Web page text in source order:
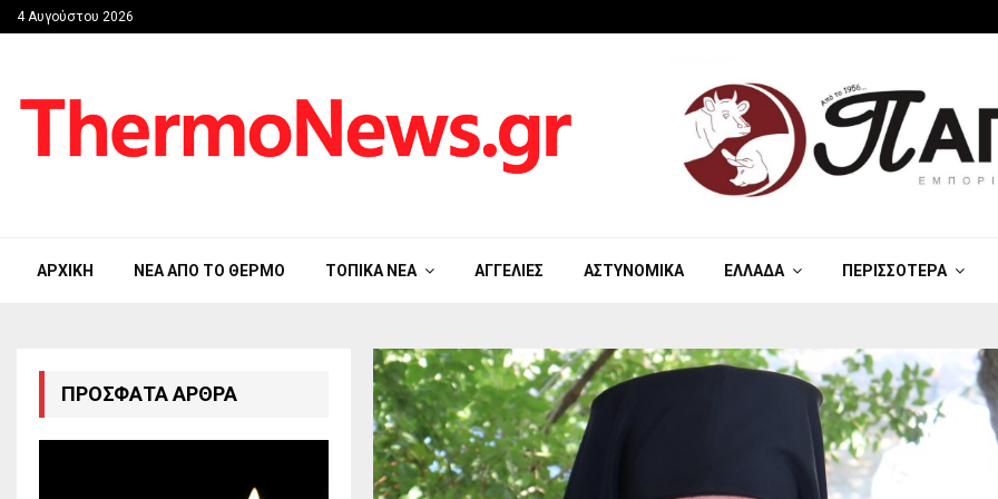
4 Αυγούστου 2026
ΑΡΧΙΚΉ ΝΈΑ ΑΠΟ ΤΟ ΘΈΡΜΟ ΤΟΠΙΚΆ ΝΈΑ ΑΓΓΕΛΊΕΣ ΑΣΤΥΝΟΜΙΚΆ ΕΛΛΆΔΑ ΠΕΡΙΣΣΌΤΕΡΑ
ΠΡΌΣΦΑΤΑ ΆΡΘΡΑ